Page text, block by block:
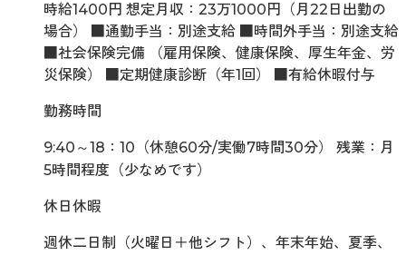
時給1400円 想定月収：23万1000円（月22日出勤の
場合） ■通勤手当：別途支給 ■時間外手当：別途支給
■社会保険完備 （雇用保険、健康保険、厚生年金、労
災保険） ■定期健康診断（年1回） ■有給休暇付与
勤務時間
9:40～18：10（休憩60分/実働7時間30分） 残業：月
5時間程度（少なめです）
休日休暇
週休二日制（火曜日＋他シフト）、年末年始、夏季、